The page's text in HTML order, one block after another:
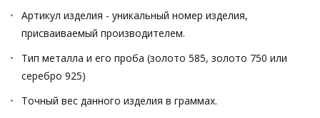
Артикул изделия - уникальный номер изделия,
присваиваемый производителем.
Тип металла и его проба (золото 585, золото 750 или
серебро 925)
Точный вес данного изделия в граммах.